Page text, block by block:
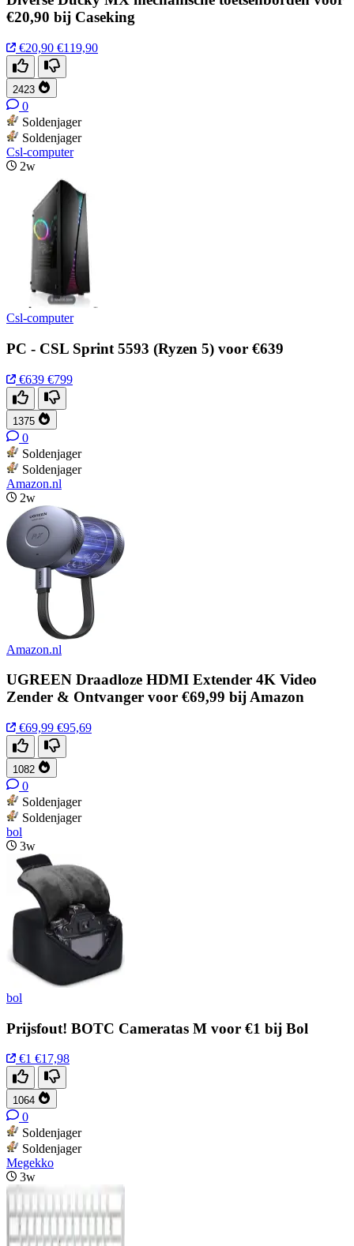
€20,90 bij Caseking
€20,90 €119,90
2423
0
Soldenjager
Soldenjager
Csl-computer
2w
Csl-computer
PC - CSL Sprint 5593 (Ryzen 5) voor €639
€639 €799
1375
0
Soldenjager
Soldenjager
Amazon.nl
2w
Amazon.nl
UGREEN Draadloze HDMI Extender 4K Video
Zender & Ontvanger voor €69,99 bij Amazon
€69,99 €95,69
1082
0
Soldenjager
Soldenjager
bol
3w
bol
Prijsfout! BOTC Cameratas M voor €1 bij Bol
€1 €17,98
1064
0
Soldenjager
Soldenjager
Megekko
3w